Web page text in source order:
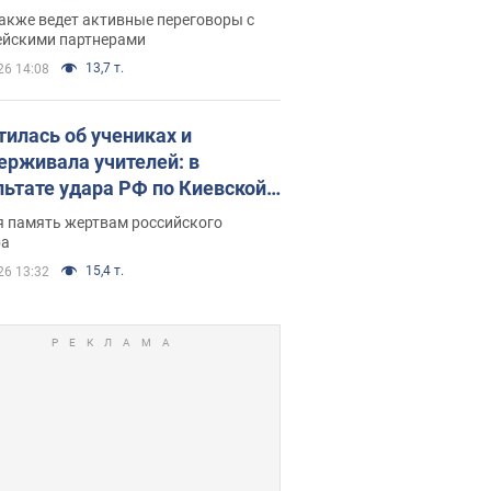
раскрыл подробности
ведет активные переговоры с
партнерами
14:08 13,7 т.
об учениках и
учителей: в
удара РФ по Киевской
погибли директор
лицея, её муж и внук
память жертвам российского
13:32 15,4 т.